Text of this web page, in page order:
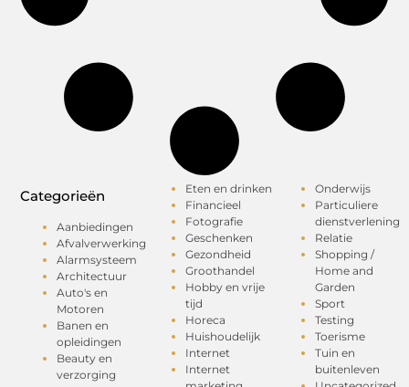
Categorieën
Aanbiedingen
Afvalverwerking
Alarmsysteem
Architectuur
Auto's en
Motoren
Banen en
opleidingen
Beauty en
verzorging
Eten en drinken
Financieel
Fotografie
Geschenken
Gezondheid
Groothandel
Hobby en vrije
tijd
Horeca
Huishoudelijk
Internet
Internet
Onderwijs
Particuliere
dienstverlening
Relatie
Shopping /
Home and
Garden
Sport
Testing
Toerisme
Tuin en
buitenleven